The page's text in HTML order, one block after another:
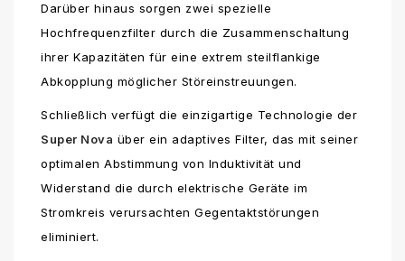
Darüber hinaus sorgen zwei spezielle
Hochfrequenzfilter durch die Zusammenschaltung
ihrer Kapazitäten für eine extrem steilflankige
Abkopplung möglicher Störeinstreuungen.
Schließlich verfügt die einzigartige Technologie der
Super Nova über ein adaptives Filter, das mit seiner
optimalen Abstimmung von Induktivität und
Widerstand die durch elektrische Geräte im
Stromkreis verursachten Gegentaktstörungen
eliminiert.